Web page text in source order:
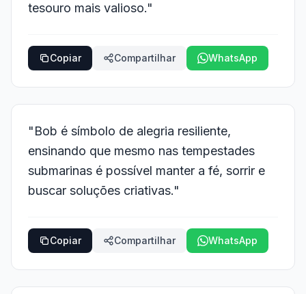
tesouro mais valioso."
Copiar Compartilhar WhatsApp
"Bob é símbolo de alegria resiliente,
ensinando que mesmo nas tempestades
submarinas é possível manter a fé, sorrir e
buscar soluções criativas."
Copiar Compartilhar WhatsApp